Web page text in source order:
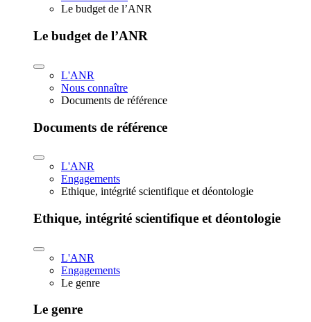
Le budget de l’ANR
Le budget de l’ANR
L'ANR
Nous connaître
Documents de référence
Documents de référence
L'ANR
Engagements
Ethique, intégrité scientifique et déontologie
Ethique, intégrité scientifique et déontologie
L'ANR
Engagements
Le genre
Le genre